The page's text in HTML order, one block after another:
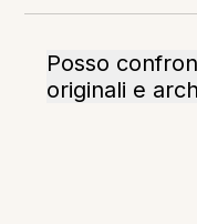
Posso
originali e